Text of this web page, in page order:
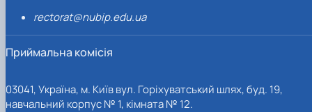
rectorat@nubip.edu.ua
Приймальна комісія
03041, Україна, м. Київ вул. Горіхуватський шлях, буд. 19,
навчальний корпус № 1, кімната № 12.